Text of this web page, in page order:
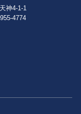
神4-1-1
4774